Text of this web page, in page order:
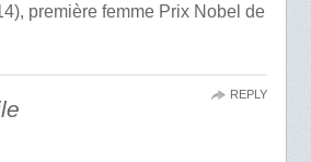
première femme Prix Nobel de
REPLY